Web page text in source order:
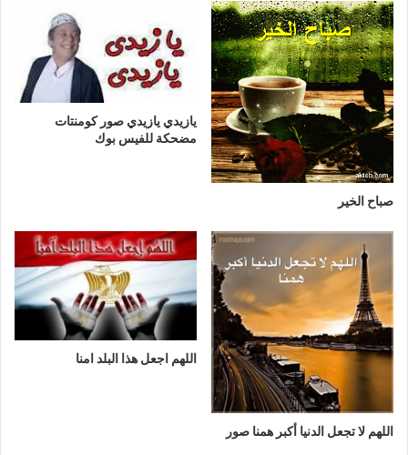
صباح الخير
يازيدي يازيدي صور كومنتات
مضحكة للفيس بوك
اللهم لا تجعل الدنيا أكبر همنا صور
اللهم اجعل هذا البلد امنا